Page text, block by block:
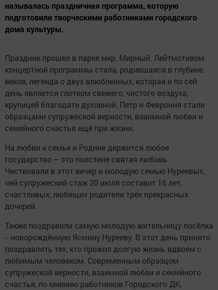
называлась праздничная программа, которую
подготовили творческими работниками городского
дома культуры.
Праздник прошел в парке мкр. Мирный. Лейтмотивом
концертной программы стала, родившаяся в глубине
веков, легенда о двух влюбленных, которая и по сей
день является глотком свежего, чистого воздуха,
крупицей благодати духовной. Петр и Феврония стали
образцами супружеской верности, взаимной любви и
семейного счастья ещё при жизни.
На любви к семье и Родине держится любое
государство – это поистине святая любовь.
Чествовали в этот вечер и молодую семью Нуреевых,
чей супружеский стаж 20 июля составит 16 лет,
счастливых, любящих родители трёх прекрасных
дочерей.
Также поздравили самую молодую жительницу посёлка
- новорождённую Ясмину Нурееву. В этот день принято
поздравлять тех, кто прожил долгую жизнь вдвоем с
любимым человеком. Современным образцом
супружеской верности, взаимной любви и семейного
счастья, по мнению работников Городского ДК,